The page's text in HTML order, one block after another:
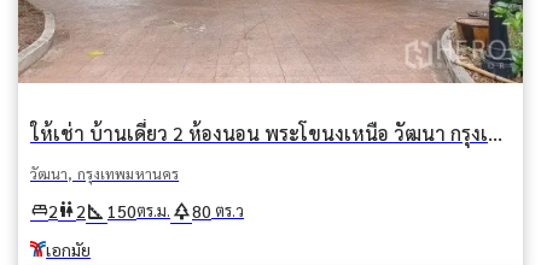
ให้เช่า บ้านเดี่ยว 2 ห้องนอน พระโขนงเหนือ วัฒนา กรุงเทพมหานคร BTS เอกมัย
วัฒนา, กรุงเทพมหานคร
king_bed2wc2square_foot 150ตร.ม. park80 ตร.ว
เอกมัย